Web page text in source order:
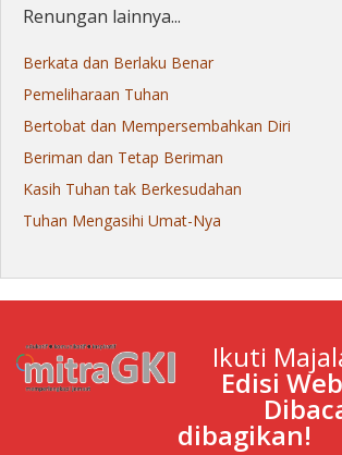
Renungan lainnya...
Berkata dan Berlaku Benar
Pemeliharaan Tuhan
Bertobat dan Mempersembahkan Diri
Beriman dan Tetap Beriman
Kasih Tuhan tak Berkesudahan
Tuhan Mengasihi Umat-Nya
Ikuti
Edisi
dibagikan!